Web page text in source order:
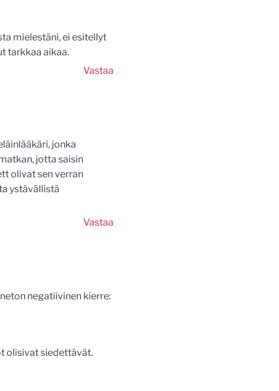
mielestäni, ei esitellyt
tarkkaa aikaa.
Vastaa
jonka
jotta saisin
olivat sen verran
ystävällistä
Vastaa
negatiivinen kierre:
olisivat siedettävät.